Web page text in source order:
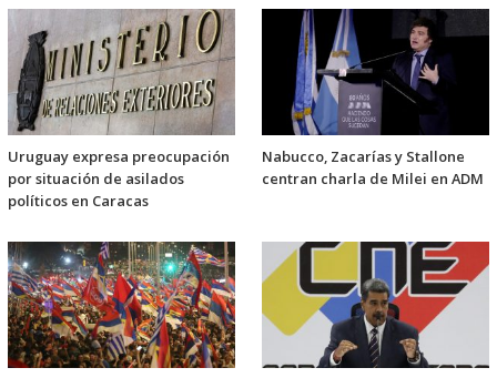
Uruguay expresa preocupación
por situación de asilados
políticos en Caracas
Nabucco, Zacarías y Stallone
centran charla de Milei en ADM